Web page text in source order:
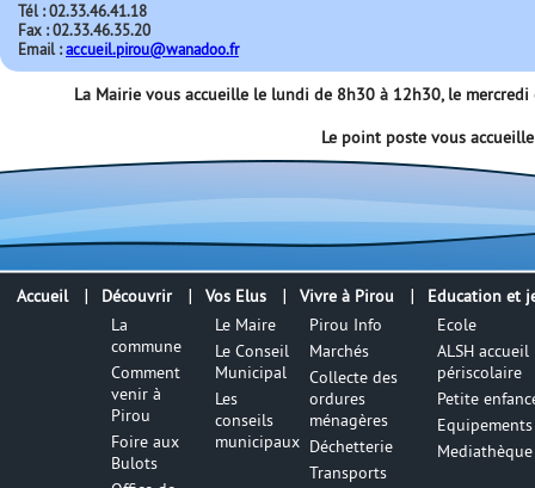
Tél : 02.33.46.41.18
Fax : 02.33.46.35.20
Email :accueil.pirou@wanadoo.fr
La Mairie vous accueille le lundi de 8h30 à 12h30, le
Le point poste vous
Accueil
Découvrir
La
commune
Comment
venir à
Pirou
Foire aux
Bulots
Vos Elus
Le Maire
Le Conseil
Municipal
Les
conseils
municipaux
Vivre à Pirou
Pirou Info
Marchés
Collecte des
ordures
ménagères
Déchetterie
Transports
Education et
Ecole
ALSH accueil
périscolaire
Petite
Mediathèque